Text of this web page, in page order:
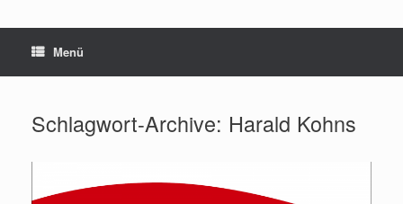
Menü
Schlagwort-Archive: Harald Kohns